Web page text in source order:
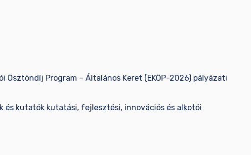
Program – Általános Keret (EKÖP-2026) pályázati
és kutatók kutatási, fejlesztési, innovációs és alkotói